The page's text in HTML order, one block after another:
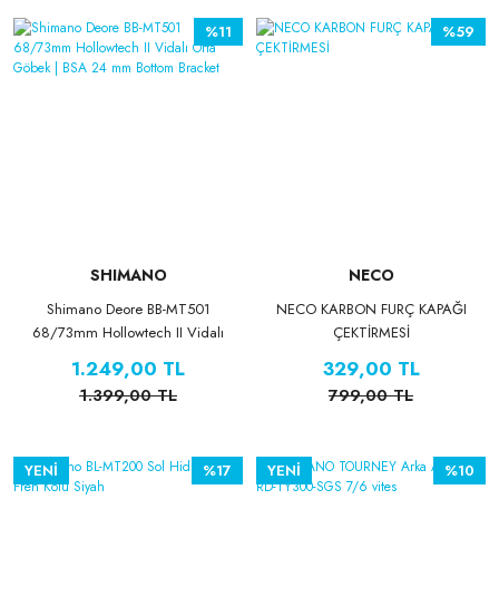
%11
SHIMANO
Shimano Deore BB-MT501
68/73mm Hollowtech II Vidalı
Bottom Bracket
1.249,00 TL
1.399,00 TL
%59
NECO
NECO KARBON FURÇ KAPAĞI
ÇEKTİRMESİ
329,00 TL
799,00 TL
%17
YENİ %10
YENİ